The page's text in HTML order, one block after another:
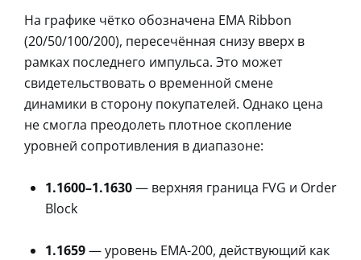
На графике чётко обозначена EMA Ribbon
(20/50/100/200), пересечённая снизу вверх в
рамках последнего импульса. Это может
свидетельствовать о временной смене
динамики в сторону покупателей. Однако цена
не смогла преодолеть плотное скопление
уровней сопротивления в диапазоне:
1.1600–1.1630— верхняя граница FVG и Order
Block
1.1659— уровень EMA-200, действующий как